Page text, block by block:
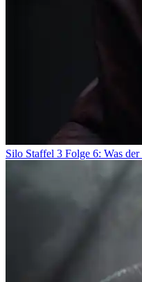
Silo Staffel 3 Folge 6: Was